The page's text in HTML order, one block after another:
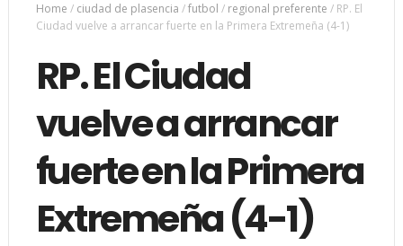
Home / ciudad de plasencia /futbol / regional preferente / RP. El
Ciudad vuelve a arrancar fuerte en la Primera Extremeña (4-1)
RP. El Ciudad
vuelve a arrancar
fuerte en la Primera
Extremeña (4-1)